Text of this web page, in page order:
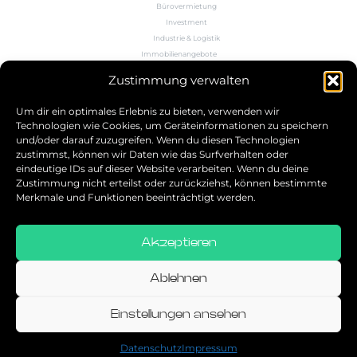
Zustimmung verwalten
Um dir ein optimales Erlebnis zu bieten, verwenden wir
Technologien wie Cookies, um Geräteinformationen zu speichern
und/oder darauf zuzugreifen. Wenn du diesen Technologien
zustimmst, können wir Daten wie das Surfverhalten oder
eindeutige IDs auf dieser Website verarbeiten. Wenn du deine
Zustimmung nicht erteilst oder zurückziehst, können bestimmte
Merkmale und Funktionen beeinträchtigt werden.
Akzeptieren
Ablehnen
Einstellungen ansehen
DatenschutzImpressum
Bürovermietung
Investment
Industrie & Logistik
Immobilienangebote
Wissen
5.0
Bestbewerteter Service
verifiziert von: Trustindex
Allgemeine Geschäftsbedingungen